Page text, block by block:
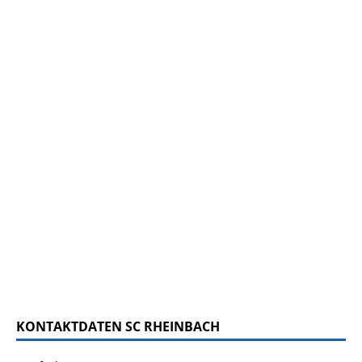
KONTAKTDATEN SC RHEINBACH